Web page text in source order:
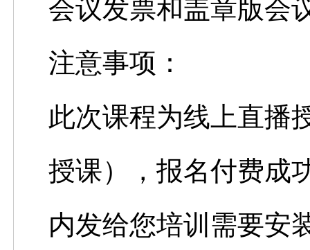
会议发票和盖章版会
注意事项：
此次课程为线上直播
授课），报名付费成
内发给您培训需要安